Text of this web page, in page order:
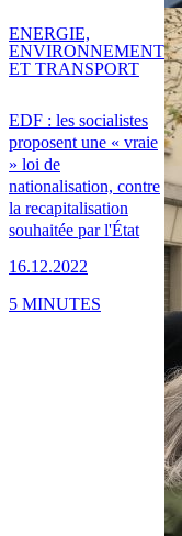
EDF : les socialistes
proposent une « vraie
» loi de
nationalisation, contre
la recapitalisation
souhaitée par l'État
16.12.2022
ENERGIE,
ENVIRONNEMENT
ET TRANSPORT
5 MINUTES